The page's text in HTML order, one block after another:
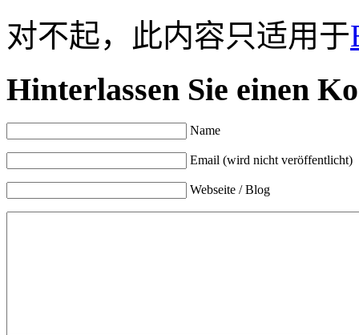
对不起，此内容只适用于
Hinterlassen Sie einen
Name
Email (wird nicht veröffentlicht)
Webseite / Blog